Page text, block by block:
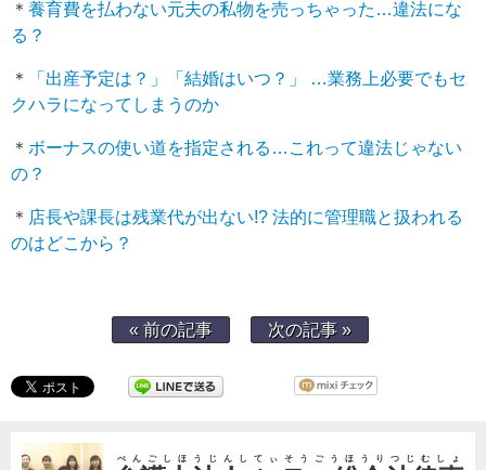
＊ 養育費を払わない元夫の私物を売っちゃった…違法にな
る？
＊
「出産予定は？」「結婚はいつ？」 …業務上必要でもセ
クハラになってしまうのか
＊ ボーナスの使い道を指定される…これって違法じゃない
の？
＊ 店長や課長は残業代が出ない!? 法的に管理職と扱われる
のはどこから？
« 前の記事 次の記事 »
べんごしほうじんしてぃそうごうほうりつじむしょ